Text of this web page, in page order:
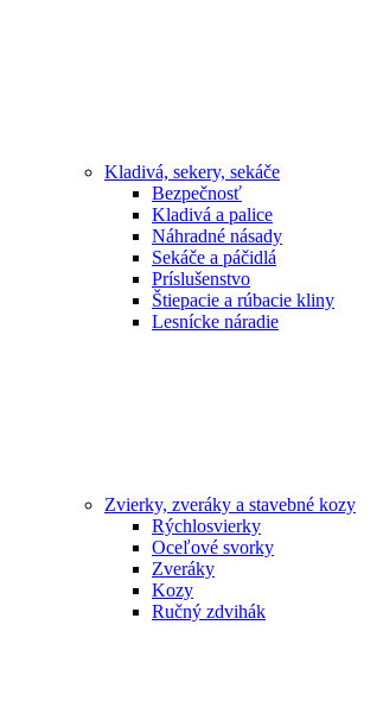
Kladivá, sekery, sekáče
Bezpečnosť
Kladivá a palice
Náhradné násady
Sekáče a páčidlá
Príslušenstvo
Štiepacie a rúbacie kliny
Lesnícke náradie
Zvierky, zveráky a stavebné kozy
Rýchlosvierky
Oceľové svorky
Zveráky
Kozy
Ručný zdvihák